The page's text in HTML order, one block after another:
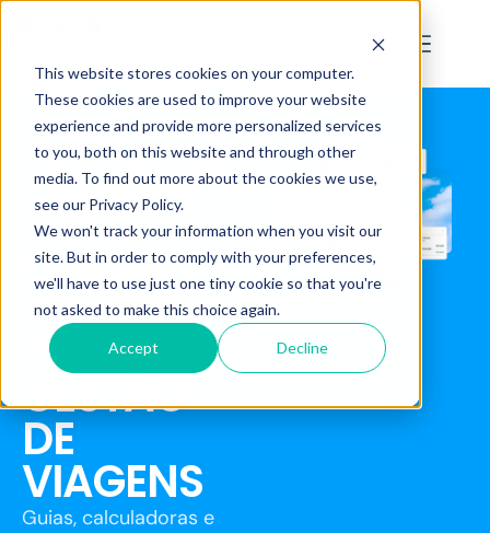
This website stores cookies on your computer.
These cookies are used to improve your website
experience and provide more personalized services
to you, both on this website and through other
media. To find out more about the cookies we use,
see our Privacy Policy.
We won't track your information when you visit our
site. But in order to comply with your preferences,
we'll have to use just one tiny cookie so that you're
not asked to make this choice again.
Accept Decline
FERRAMEN
TAS
GRATUITA
S
PARA
GESTÃO
DE
VIAGENS
Guias, calculadoras e